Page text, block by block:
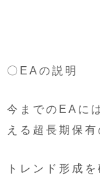
〇EAの説明
今までのEAに
える超長期保
トレンド形成